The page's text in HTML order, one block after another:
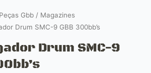
Peças Gbb / Magazines
Drum SMC-9 GBB 300bb’s
Drum SMC-9